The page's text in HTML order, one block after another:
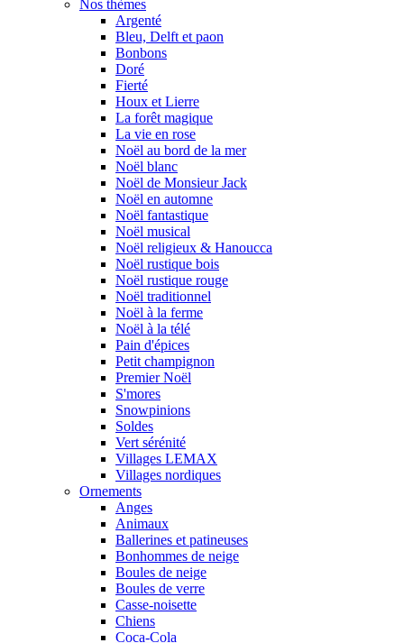
Nos thèmes
Argenté
Bleu, Delft et paon
Bonbons
Doré
Fierté
Houx et Lierre
La forêt magique
La vie en rose
Noël au bord de la mer
Noël blanc
Noël de Monsieur Jack
Noël en automne
Noël fantastique
Noël musical
Noël religieux & Hanoucca
Noël rustique bois
Noël rustique rouge
Noël traditionnel
Noël à la ferme
Noël à la télé
Pain d'épices
Petit champignon
Premier Noël
S'mores
Snowpinions
Soldes
Vert sérénité
Villages LEMAX
Villages nordiques
Ornements
Anges
Animaux
Ballerines et patineuses
Bonhommes de neige
Boules de neige
Boules de verre
Casse-noisette
Chiens
Coca-Cola